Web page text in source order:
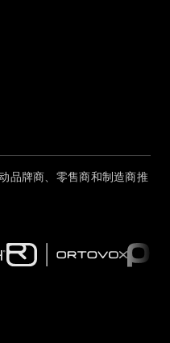
品牌商、零售商和制造商推